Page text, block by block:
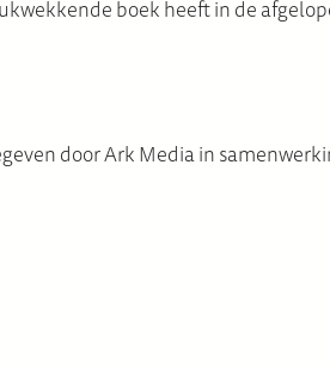
boek heeft in de
door Ark Media in